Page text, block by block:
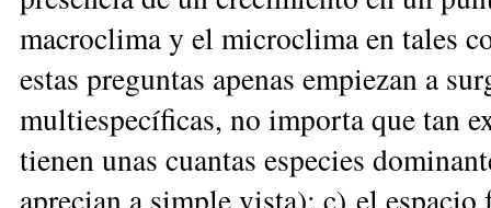
macroclima y el microclima en tales
estas preguntas apenas empiezan a
multiespecíficas, no importa que tan
tienen unas cuantas especies
aprecian a simple vista); c) el